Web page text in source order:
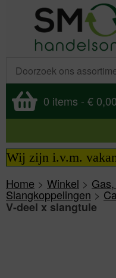
0 items - € 0,00
zijn i.v.m. vakantie
Home > Winkel >
Slangkoppelingen>
V-deel x slangtule